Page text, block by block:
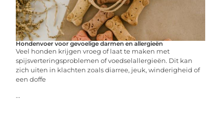
Hondenvoer voor gevoelige darmen en allergieën
Veel honden krijgen vroeg of laat te maken met
spijsverteringsproblemen of voedselallergieën. Dit kan
zich uiten in klachten zoals diarree, jeuk, winderigheid of
een doffe
...